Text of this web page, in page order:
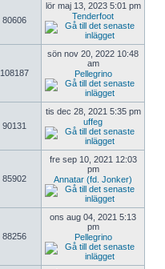
80606
lör maj 13, 2023 5:01 pm
Tenderfoot
108187
sön nov 20, 2022 10:48
am
Pellegrino
90131
tis dec 28, 2021 5:35 pm
uffeg
85902
fre sep 10, 2021 12:03
pm
Annatar (fd. Jonker)
88256
ons aug 04, 2021 5:13
pm
Pellegrino